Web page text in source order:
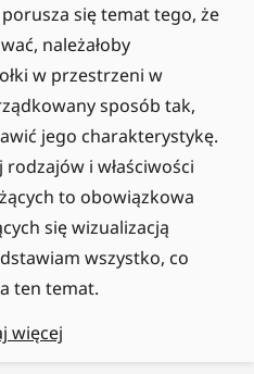
się temat tego, że
należałoby
w przestrzeni w
sposób tak,
jego charakterystykę.
i właściwości
to obowiązkowa
się wizualizacją
wszystko, co
ten temat.
więcej